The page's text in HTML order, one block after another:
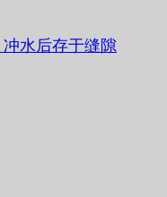
水后存于缝隙